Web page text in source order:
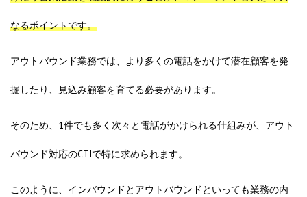
なるポイントです。
アウトバウンド業務では、より多くの電話をかけて潜在顧客を発
掘したり、見込み顧客を育てる必要があります。
そのため、1件でも多く次々と電話がかけられる仕組みが、アウト
バウンド対応のCTIで特に求められます。
このように、インバウンドとアウトバウンドといっても業務の内